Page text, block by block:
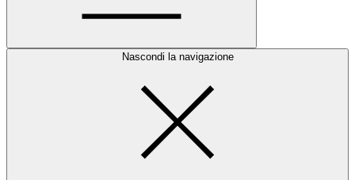
Nascondi la navigazione